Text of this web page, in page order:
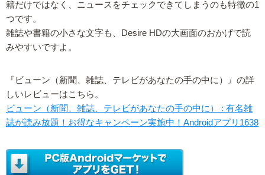
籍だけではなく、ニュースをチェックできてしまうのも特徴の1
つです。
雑誌や書籍の小さな文字も、Desire HDの大画面のおかげで読
みやすいですよ。
『ビューン（新聞、雑誌、テレビがあなたの手の中に）』の詳
しいレビューはこちら。
ビューン（新聞、雑誌、テレビがあなたの手の中に） : 有名雑
誌が読み放題！お得なキャンペーン実施中！Androidアプリ1638